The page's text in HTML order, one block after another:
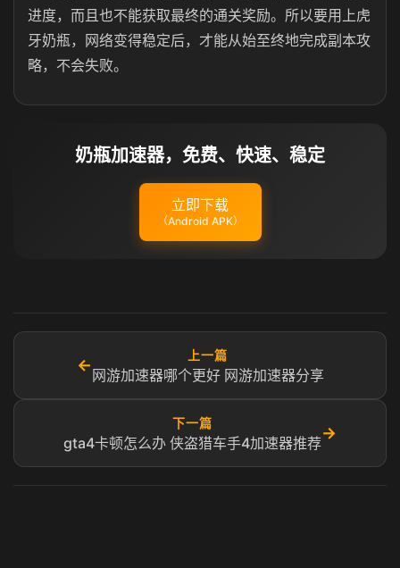
进度，而且也不能获取最终的通关奖励。所以要用上虎
牙奶瓶，网络变得稳定后，才能从始至终地完成副本攻
略，不会失败。
奶瓶加速器，免费、快速、稳定
立即下载
（Android APK）
←
上一篇
网游加速器哪个更好 网游加速器分享
下一篇
gta4卡顿怎么办 侠盗猎车手4加速器推荐
→